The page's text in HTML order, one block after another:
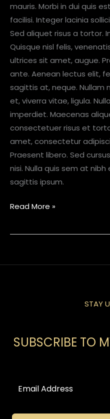
mauris. Morbi in dui quis
facilisi. Integer lacinia
Sed aliquet risus a tortor.
Quisque nisl felis,
ultrices sit amet, augue.
ante. Aenean lectus elit,
sagittis at, neque. Nullam
et, viverra vitae, ligula.
imperdiet. Maecenas
consectetuer risus et
amet, consectetur
Praesent libero. Sed
nisi. Nulla quis sem at
sagittis ipsum.
Read More »
STAY
SUBSCRIBE TO